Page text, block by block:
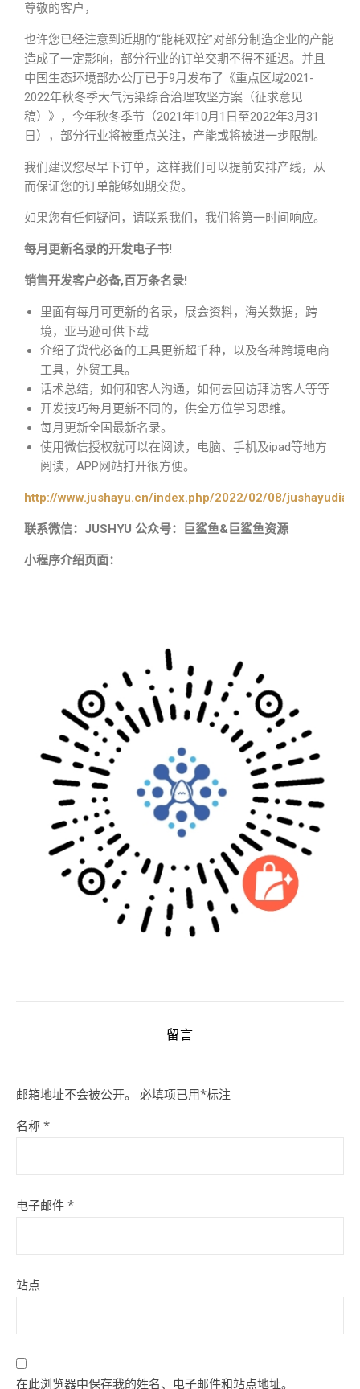
尊敬的客户，
也许您已经注意到近期的“能耗双控”对部分制造企业的产能
造成了一定影响，部分行业的订单交期不得不延迟。并且
中国生态环境部办公厅已于9月发布了《重点区域2021-
2022年秋冬季大气污染综合治理攻坚方案（征求意见
稿）》，今年秋冬季节（2021年10月1日至2022年3月31
日），部分行业将被重点关注，产能或将被进一步限制。
我们建议您尽早下订单，这样我们可以提前安排产线，从
而保证您的订单能够如期交货。
如果您有任何疑问，请联系我们，我们将第一时间响应。
每月更新名录的开发电子书!
销售开发客户必备,百万条名录!
里面有每月可更新的名录，展会资料，海关数据，跨
境，亚马逊可供下载
介绍了货代必备的工具更新超千种，以及各种跨境电商
工具，外贸工具。
话术总结，如何和客人沟通，如何去回访拜访客人等等
开发技巧每月更新不同的，供全方位学习思维。
每月更新全国最新名录。
使用微信授权就可以在阅读，电脑、手机及ipad等地方
阅读，APP网站打开很方便。
http://www.jushayu.cn/index.php/2022/02/08/
联系微信：JUSHYU 公众号：巨鲨鱼&巨鲨鱼资源
小程序介绍页面：
留言
邮箱地址不会被公开。 必填项已用*标注
名称 *
电子邮件 *
站点
在此浏览器中保存我的姓名、电子邮件和站点地址。